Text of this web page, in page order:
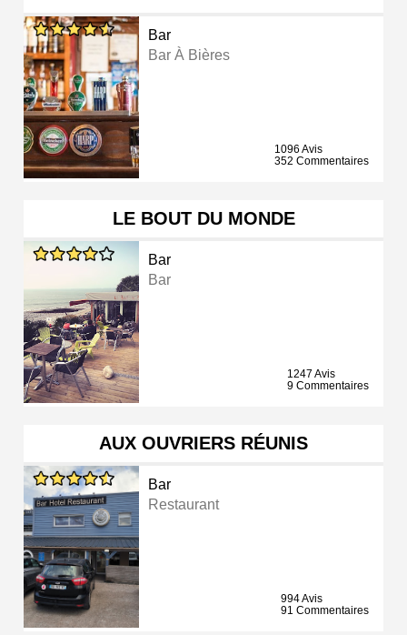
Bar
Bar À Bières
1096 Avis
352 Commentaires
LE BOUT DU MONDE
Bar
Bar
1247 Avis
9 Commentaires
AUX OUVRIERS RÉUNIS
Bar
Restaurant
994 Avis
91 Commentaires